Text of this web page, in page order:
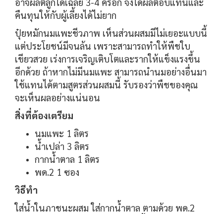
คืนทุนให้กับผู้เลี้ยงได้ไม่ยาก
ปุ๋ยหมักนมแพะชีวภาพ เห็นส่วนผสมมีไม่เยอะแบบนี้
แต่ประโยชน์มีจนล้น เพราะสามารถทำให้พืชใบ
เขียวสวย เร่งการเจริญเติบโตและรากให้แข็งแรงขึ้น
อีกด้วย ถ้าหากไม่มีนมแพะ สามารถนำนมอย่างอื่นมา
ใช้แทนได้ตามสูตรส่วนผสมนี้ รับรองว่าพืชของคุณ
จะเห็นผลอย่างแน่นอน
สิ่งที่ต้องเตรียม
นมแพะ 1 ลิตร
น้ำเปล่า 3 ลิตร
กากน้ำตาล 1 ลิตร
พด.2 1 ซอง
วิธีทำ
ใส่น้ำในภาชนะผสม ใส่กากน้ำตาล ตามด้วย พด.2